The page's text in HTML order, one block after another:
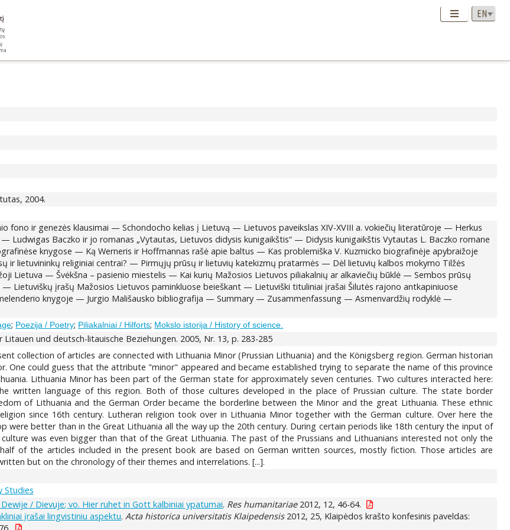
2004.
fono ir genezės klausimai — Schondocho kelias į Lietuvą — Lietuvos paveikslas XIV-XVIII a. vokiečių literatūroje — Herkus
Ludwigas Baczko ir jo romanas „Vytautas, Lietuvos didysis kunigaikštis“ — Didysis kunigaikštis Vytautas L. Baczko romane
knygose — Ką Werneris ir Hoffmannas rašė apie baltus — Kas problemiška V. Kuzmicko biografinėje apybraižoje
ir lietuvininkų religiniai centrai? — Pirmųjų prūsų ir lietuvių katekizmų pratarmės — Dėl lietuvių kalbos mokymo Tilžės
Lietuva — Švėkšna – pasienio miestelis — Kai kurių Mažosios Lietuvos piliakalnių ar alkaviečių būklė — Sembos prūsų
Lietuviškų įrašų Mažosios Lietuvos paminkluose beieškant — Lietuviški tituliniai įrašai Šilutės rajono antkapiniuose
knygoje — Jurgio Mališausko bibliografija — Summary — Zusammenfassung — Asmenvardžių rodyklė —
; Poezija / Poetry; Piliakalniai / Hilforts; Mokslo istorija / History of science.
Litauen und deutsch-litauische Beziehungen. 2005, Nr. 13, p. 283-285
collection of articles are connected with Lithuania Minor (Prussian Lithuania) and the Königsberg region. German historian
One could guess that the attribute "minor" appeared and became established trying to separate the name of this province
Lithuania Minor has been part of the German state for approximately seven centuries. Two cultures interacted here:
written language of this region. Both of those cultures developed in the place of Prussian culture. The state border
of Lithuania and the German Order became the borderline between the Minor and the great Lithuania. These ethnic
since 16th century. Lutheran religion took over in Lithuania Minor together with the German culture. Over here the
were better than in the Great Lithuania all the way up the 20th century. During certain periods like 18th century the input of
was even bigger than that of the Great Lithuania. The past of the Prussians and Lithuanians interested not only the
of the articles included in the present book are based on German written sources, mostly fiction. Those articles are
but on the chronology of their themes and interrelations. [...].
Studies
/ Dievuje; vo. Hier ruhet in Gott kalbiniai ypatumai. Res humanitariae2012, 12, 46-64.
įrašai lingvistiniu aspektu. Acta historica universitatis Klaipedensis2012, 25, Klaipėdos krašto konfesinis paveldas: